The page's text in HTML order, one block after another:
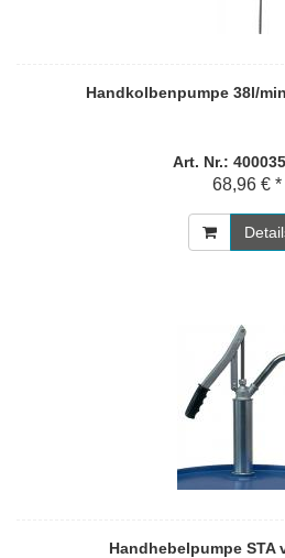
Handkolbenpumpe 38l/
Art. Nr.:
68,96 € *
Handhebelpumpe STA